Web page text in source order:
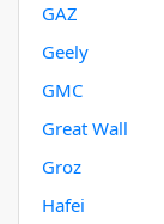
GAZ
Geely
GMC
Great Wall
Groz
Hafei